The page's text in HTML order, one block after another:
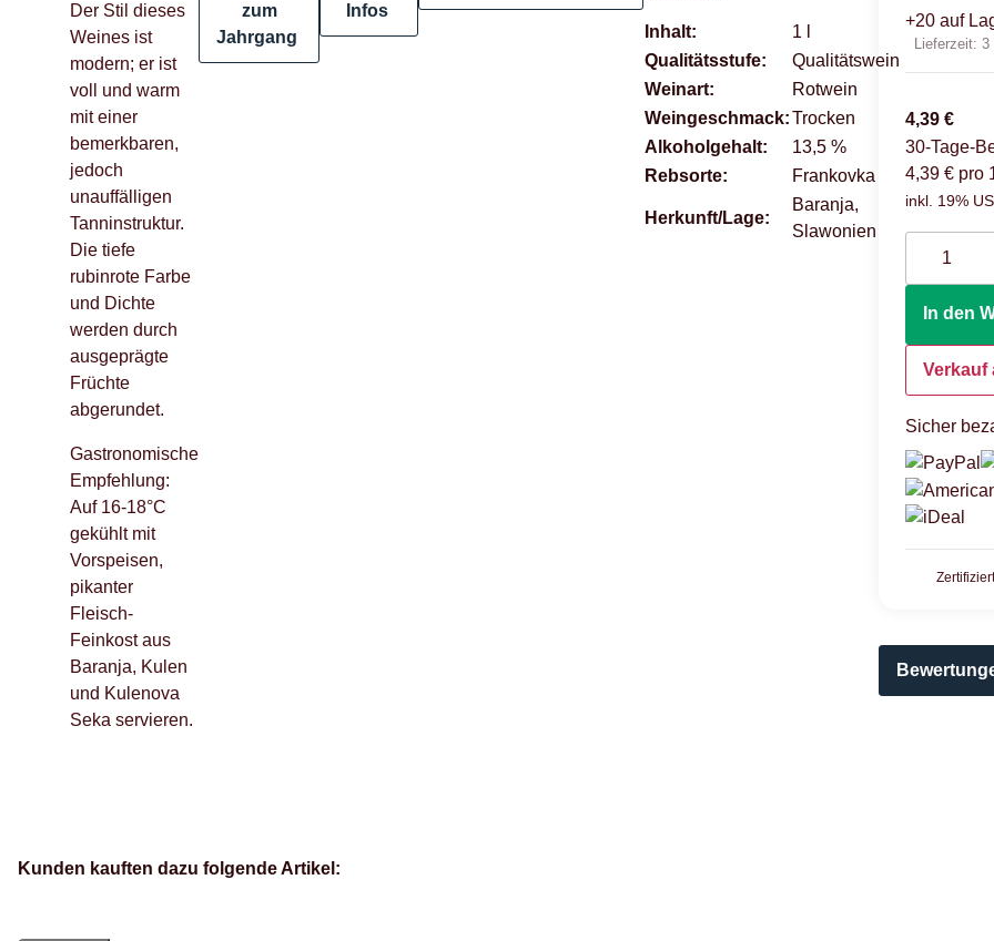
+20 auf
Lieferzeit:3
4,39 €
30-Tage-
4,39 € pro 1
inkl. 19%
In den
Verkauf
Sicher
Der Stil dieses
Weines ist
modern; er ist
voll und warm
mit einer
bemerkbaren,
jedoch
unauffälligen
Tanninstruktur.
Die tiefe
rubinrote Farbe
und Dichte
werden durch
ausgeprägte
Früchte
abgerundet.
Gastronomische
Empfehlung:
Auf 16-18°C
gekühlt mit
Vorspeisen,
pikanter
Fleisch-
Feinkost aus
Baranja, Kulen
und Kulenova
Seka servieren.
zum
Jahrgang
Infos
Produkteigenschaft
Wert
Inhalt:
1 l
Qualitätsstufe:
Qualitätswein
Weinart:
Rotwein
Weingeschmack:Trocken
Alkoholgehalt:
13,5 %
Rebsorte:
Frankovka
Herkunft/Lage:
Baranja,
Slawonien
Kunden kauften dazu folgende Artikel: